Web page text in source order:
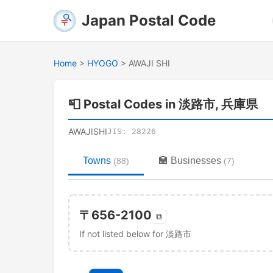
Japan Postal Code
Home > HYOGO > AWAJI SHI
📮 Postal Codes in 淡路市, 兵庫県
AWAJISHIJIS: 28226
Towns (88) 🏣 Businesses (7)
〒 656-2100 ⧉
If not listed below for 淡路市